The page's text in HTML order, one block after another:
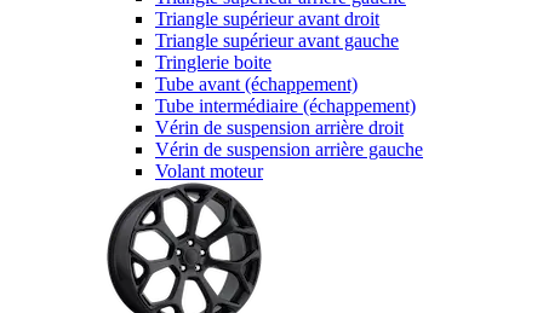
Triangle supérieur avant droit
Triangle supérieur avant gauche
Tringlerie boite
Tube avant (échappement)
Tube intermédiaire (échappement)
Vérin de suspension arrière droit
Vérin de suspension arrière gauche
Volant moteur